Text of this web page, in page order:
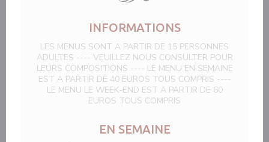
INFORMATIONS
LES MENUS SONT A PARTIR DE 15 PERSONNES
ADULTES ---- VEUILLEZ NOUS CONSULTER POUR
LEURS COMPOSITIONS ---- LE MENU EN SEMAINE
EST A PARTIR DE 40 EUROS TOUS COMPRIS ----
LE MENU LE WEEK-END EST A PARTIR DE 60
EUROS TOUS COMPRIS
EN SEMAINE